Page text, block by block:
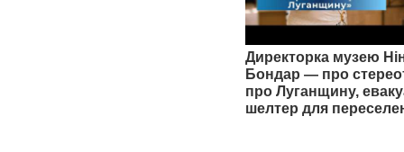
Директорка музею
Бондар — про
про Луганщину,
шелтер для